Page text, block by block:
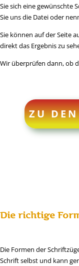
Sie sich eine gewünschte
Sie uns die Datei oder
Sie können auf der Seite
direkt das Ergebnis zu
Wir überprüfen dann, ob
ZU
Die richtige
Die Formen der
Schrift selbst und kann